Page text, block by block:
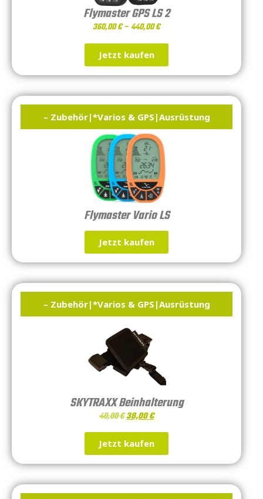
Flymaster GPS LS 2
360,00€–440,00€
Jetzt kaufen
– Zubehör|*Varios & GPS |Ausrüstung
Flymaster Vario LS
Jetzt kaufen
– Zubehör|*Varios & GPS |Ausrüstung
SKYTRAXX Beinhalterung
40,00€38,00€
Jetzt kaufen